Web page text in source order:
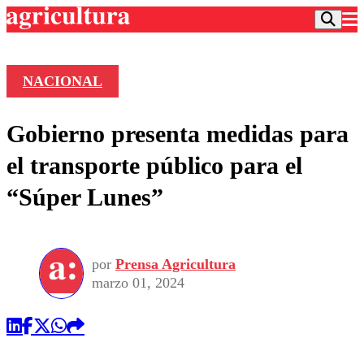
Frecuencias
Agricultura TV
Deportes
Colo Colo
Seleccion Chilena
Torneo Internacional
Entretención
Economía
Internacional
Publicaciones en medios
Opinión
NACIONAL
Gobierno presenta medidas para
el transporte público para el
“Súper Lunes”
por Prensa Agricultura
marzo 01, 2024